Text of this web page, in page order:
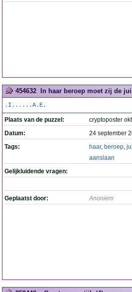
454632 In haar beroep moet zij de
.I......A.E.
Plaats van de puzzel:
cryptoposter
Datum:
24 september
Tags:
haar, beroep,
aanslaan
Gelijkluidende vragen:
Geplaatst door: Anoniem